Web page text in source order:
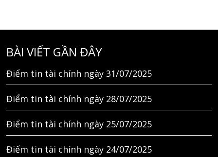
BÀI VIẾT GẦN ĐÂY
Điểm tin tài chính ngày 31/07/2025
Điểm tin tài chính ngày 28/07/2025
Điểm tin tài chính ngày 25/07/2025
Điểm tin tài chính ngày 24/07/2025